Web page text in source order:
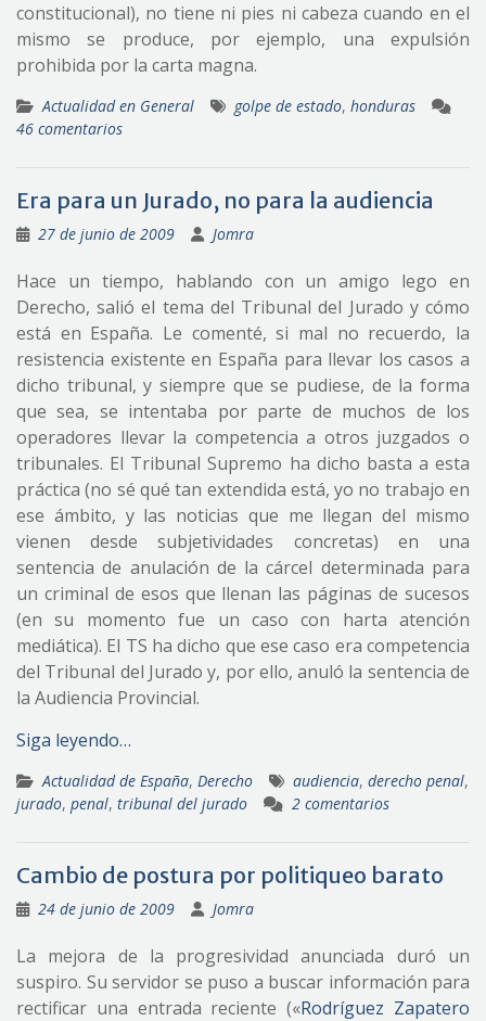
constitucional), no tiene ni pies ni cabeza cuando en el
mismo se produce, por ejemplo, una expulsión
prohibida por la carta magna.
Actualidad en General golpe de estado, honduras
46 comentarios
Era para un Jurado, no para la audiencia
27 de junio de 2009 Jomra
Hace un tiempo, hablando con un amigo lego en
Derecho, salió el tema del Tribunal del Jurado y cómo
está en España. Le comenté, si mal no recuerdo, la
resistencia existente en España para llevar los casos a
dicho tribunal, y siempre que se pudiese, de la forma
que sea, se intentaba por parte de muchos de los
operadores llevar la competencia a otros juzgados o
tribunales. El Tribunal Supremo ha dicho basta a esta
práctica (no sé qué tan extendida está, yo no trabajo en
ese ámbito, y las noticias que me llegan del mismo
vienen desde subjetividades concretas) en una
sentencia de anulación de la cárcel determinada para
un criminal de esos que llenan las páginas de sucesos
(en su momento fue un caso con harta atención
mediática). El TS ha dicho que ese caso era competencia
del Tribunal del Jurado y, por ello, anuló la sentencia de
la Audiencia Provincial.
Siga leyendo…
Actualidad de España, Derecho audiencia, derecho penal,
jurado, penal, tribunal del jurado 2 comentarios
Cambio de postura por politiqueo barato
24 de junio de 2009 Jomra
La mejora de la progresividad anunciada duró un
suspiro. Su servidor se puso a buscar información para
rectificar una entrada reciente («Rodríguez Zapatero